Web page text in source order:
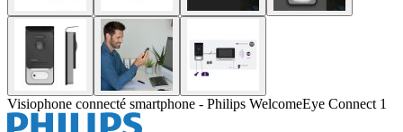
Visiophone connecté smartphone - Philips WelcomeEye Connect 1